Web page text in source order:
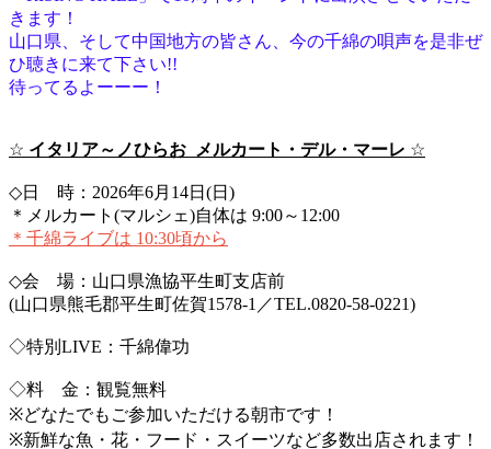
きます！
山口県、そして中国地方の皆さん、今の千綿の唄声を是非ぜ
ひ聴きに来て下さい!!
待ってるよーーー！
☆ イタリア～ノひらお メルカート・デル・マーレ ☆
◇日 時：2026年6月14日(日)
＊メルカート(マルシェ)自体は 9:00～12:00
＊千綿ライブは 10:30頃から
◇会 場：山口県漁協平生町支店前
(山口県熊毛郡平生町佐賀1578-1／TEL.0820-58-0221)
◇特別LIVE：千綿偉功
◇料 金：観覧無料
※どなたでもご参加いただける朝市です！
※新鮮な魚・花・フード・スイーツなど多数出店されます！